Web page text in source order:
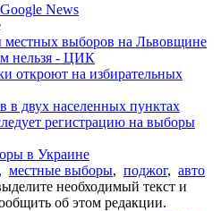
News
местных выборов на Львовщине
нельзя - ЦИК
откроют на избирательных
в двух населенных пунктах
регистрацию на выборы
в Украине
, местные выборы, поджог, авто
необходимый текст и
об этом редакции.